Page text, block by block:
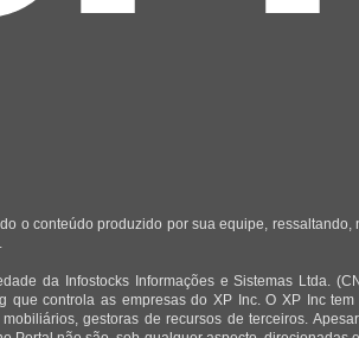
o conteúdo produzido por sua equipe,
da Infostocks Informações e Sistemas Ltda.
que controla as empresas do XP Inc. O XP Inc
gestoras de recursos de terceiros.